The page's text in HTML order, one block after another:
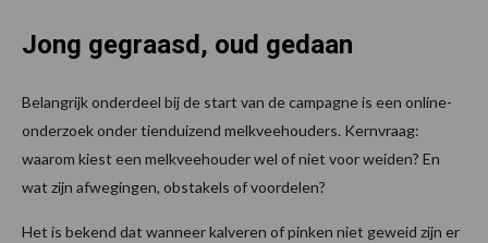
Jong gegraasd, oud gedaan
Belangrijk onderdeel bij de start van de campagne is een online-
onderzoek onder tienduizend melkveehouders. Kernvraag:
waarom kiest een melkveehouder wel of niet voor weiden? En
wat zijn afwegingen, obstakels of voordelen?
Het is bekend dat wanneer kalveren of pinken niet geweid zijn er